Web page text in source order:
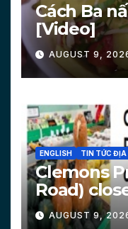
Cách Ba
[Video]
AUGUST 9,
ENGLISH TIN TỨC ĐỊA
Clemons
Road)
AUGUST 9,